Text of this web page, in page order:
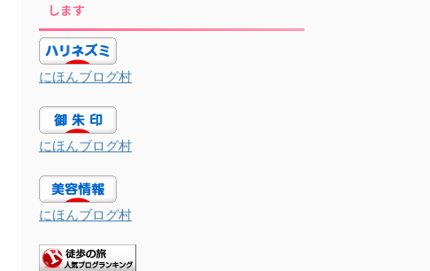
します
にほんブログ村
にほんブログ村
にほんブログ村